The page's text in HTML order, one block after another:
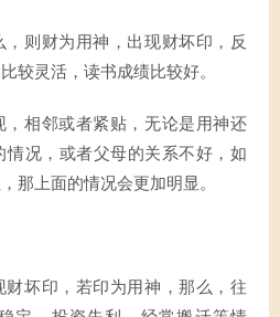
则财为用神，出现财坏印，反
较灵活，读书成绩比较好。
，相邻或者紧贴，无论是用神还
情况，或者父母的关系不好，如
那上面的情况会更加明显。
财坏印，若印为用神，那么，往